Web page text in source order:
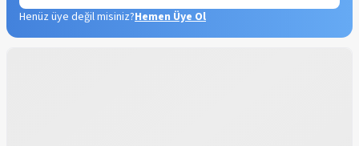
Henüz üye değil misiniz?Hemen Üye Ol